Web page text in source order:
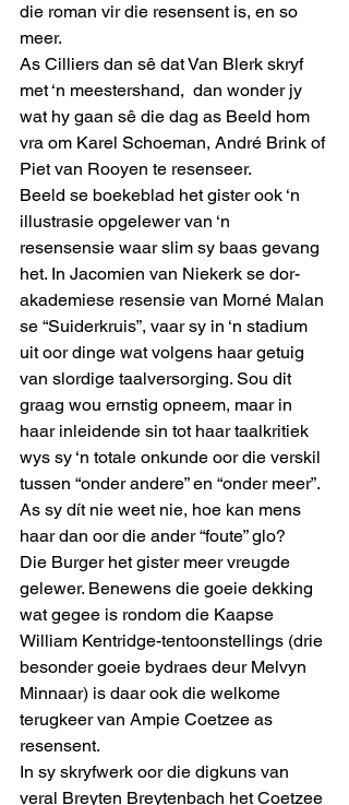
die roman vir die resensent is, en so
meer.
As Cilliers dan sê dat Van Blerk skryf
met ‘n meestershand,  dan wonder jy
wat hy gaan sê die dag as Beeld hom
vra om Karel Schoeman, André Brink of
Piet van Rooyen te resenseer.
Beeld se boekeblad het gister ook ‘n
illustrasie opgelewer van ‘n
resensensie waar slim sy baas gevang
het. In Jacomien van Niekerk se dor-
akademiese resensie van Morné Malan
se “Suiderkruis”, vaar sy in ‘n stadium
uit oor dinge wat volgens haar getuig
van slordige taalversorging. Sou dit
graag wou ernstig opneem, maar in
haar inleidende sin tot haar taalkritiek
wys sy ‘n totale onkunde oor die verskil
tussen “onder andere” en “onder meer”.
As sy dít nie weet nie, hoe kan mens
haar dan oor die ander “foute” glo?
Die Burger het gister meer vreugde
gelewer. Benewens die goeie dekking
wat gegee is rondom die Kaapse
William Kentridge-tentoonstellings (drie
besonder goeie bydraes deur Melvyn
Minnaar) is daar ook die welkome
terugkeer van Ampie Coetzee as
resensent.
In sy skryfwerk oor die digkuns van
veral Breyten Breytenbach het Coetzee